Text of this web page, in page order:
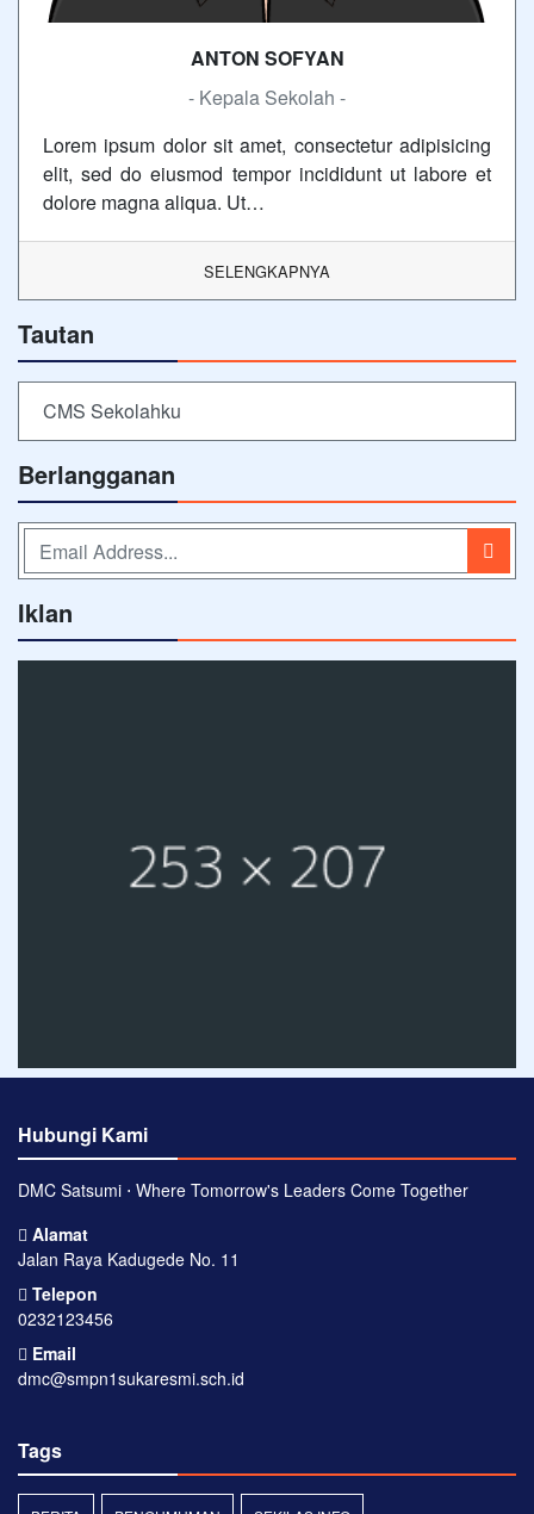
ANTON SOFYAN
- Kepala Sekolah -
Lorem ipsum dolor sit amet, consectetur adipisicing
elit, sed do eiusmod tempor incididunt ut labore et
dolore magna aliqua. Ut…
SELENGKAPNYA
Tautan
CMS Sekolahku
Berlangganan
Iklan
Hubungi Kami
DMC Satsumi ⋅ Where Tomorrow's Leaders Come Together
Alamat
Jalan Raya Kadugede No. 11
Telepon
0232123456
Email
dmc@smpn1sukaresmi.sch.id
Tags